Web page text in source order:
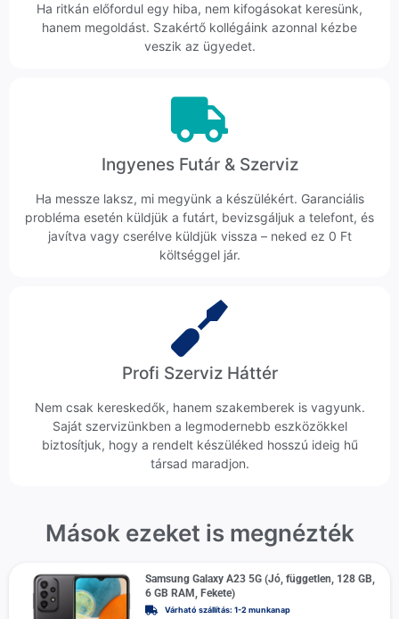
Ha ritkán előfordul egy hiba, nem kifogásokat keresünk,
hanem megoldást. Szakértő kollégáink azonnal kézbe
veszik az ügyedet.
Ingyenes Futár & Szerviz
Ha messze laksz, mi megyünk a készülékért. Garanciális
probléma esetén küldjük a futárt, bevizsgáljuk a telefont, és
javítva vagy cserélve küldjük vissza – neked ez 0 Ft
költséggel jár.
Profi Szerviz Háttér
Nem csak kereskedők, hanem szakemberek is vagyunk.
Saját szervizünkben a legmodernebb eszközökkel
biztosítjuk, hogy a rendelt készüléked hosszú ideig hű
társad maradjon.
Mások ezeket is megnézték
Samsung Galaxy A23 5G (Jó, független, 128 GB,
6 GB RAM, Fekete)
Várható szállítás: 1-2 munkanap